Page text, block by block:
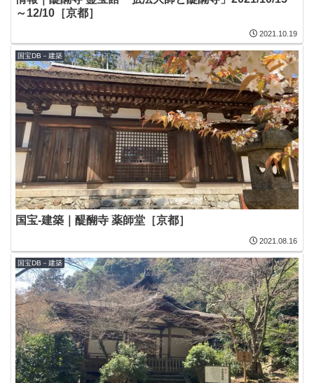
～12/10［京都］
2021.10.19
国宝DB－建築
国宝-建築｜醍醐寺 薬師堂［京都］
2021.08.16
国宝DB－建築